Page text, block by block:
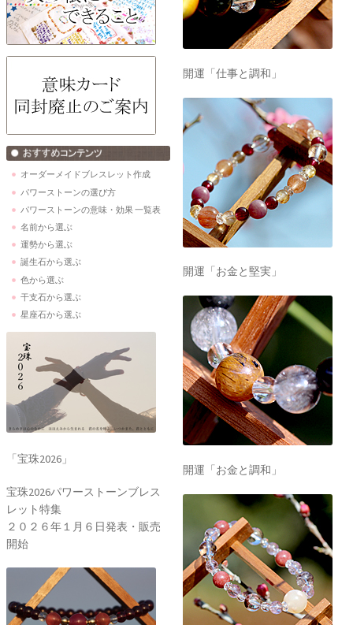
オーダーメイドブレスレット作成
パワーストーンの選び方
パワーストーンの意味・効果 一覧表
名前から選ぶ
運勢から選ぶ
誕生石から選ぶ
色から選ぶ
干支石から選ぶ
星座石から選ぶ
「宝珠2026」
宝珠2026パワーストーンブレス
レット特集
２０２６年１月６日発表・販売
開始
開運「仕事と調和」
開運「お金と堅実」
開運「お金と調和」